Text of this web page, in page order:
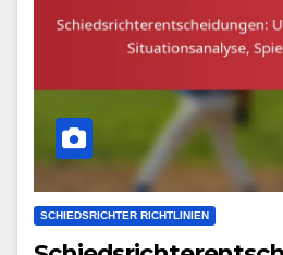
SCHIEDSRICHTER RICHTLINIEN